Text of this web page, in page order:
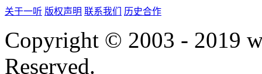
关于一听 版权声明 联系我们 历史合作
Copyright © 2003 - 2019
Reserved.